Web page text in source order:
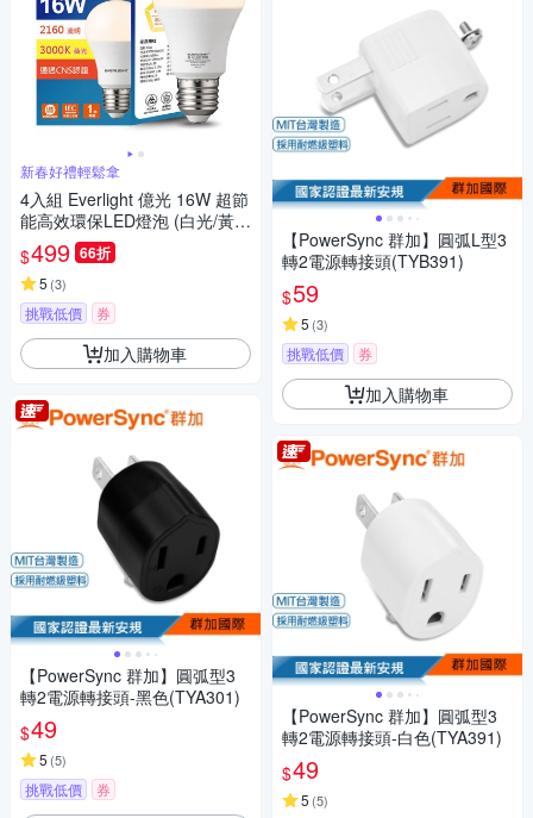
新春好禮輕鬆拿
4入組 Everlight 億光 16W 超節
能高效環保LED燈泡 (白光/黃
光/自然光)
$499 66折
5 (3)
挑戰低價 券
加入購物車
【PowerSync 群加】圓弧型3
轉2電源轉接頭-黑色(TYA301)
$49
5 (5)
挑戰低價 券
【PowerSync 群加】圓弧L型3
轉2電源轉接頭(TYB391)
$59
5 (3)
挑戰低價 券
加入購物車
【PowerSync 群加】圓弧型3
轉2電源轉接頭-白色(TYA391)
$49
5 (5)